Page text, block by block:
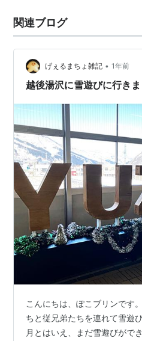
関連ブログ
げぇるまちょ雑記 • 1年前
越後湯沢に雪遊びに行き
こんにちは、ぽこブリンです
ちと従兄弟たちを連れて雪遊
月とはいえ、まだ雪遊びがで